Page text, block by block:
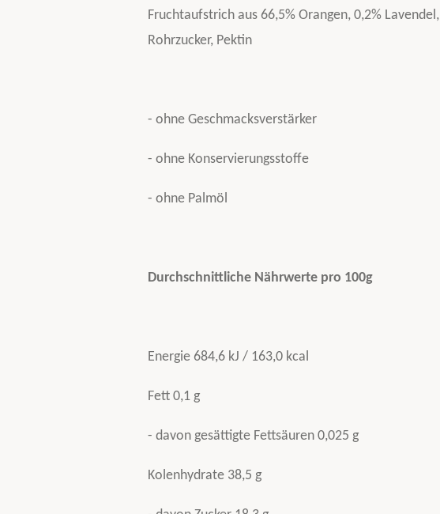
Fruchtaufstrich aus 66,5% Orangen, 0,2% Lavendel,
Rohrzucker, Pektin
- ohne Geschmacksverstärker
- ohne Konservierungsstoffe
- ohne Palmöl
Durchschnittliche Nährwerte pro 100g
Energie 684,6 kJ / 163,0 kcal
Fett 0,1 g
- davon gesättigte Fettsäuren 0,025 g
Kolenhydrate 38,5 g